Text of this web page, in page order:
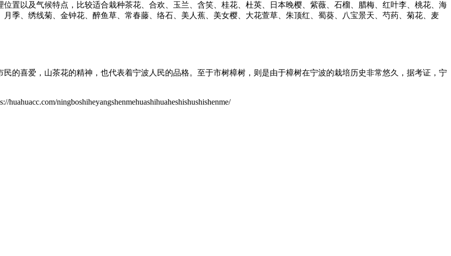
置以及气候特点，比较适合栽种茶花、合欢、玉兰、含笑、桂花、杜英、日本晚樱、紫薇、石榴、腊梅、红叶李、桃花、海
季、绣线菊、金钟花、醉鱼草、常春藤、络石、美人蕉、美女樱、大花萱草、朱顶红、蜀葵、八宝景天、芍药、菊花、麦
的喜爱，山茶花的精神，也代表着宁波人民的品格。至于市树樟树，则是由于樟树在宁波的栽培历史非常悠久，据考证，宁
ningboshiheyangshenmehuashihuaheshishushishenme/